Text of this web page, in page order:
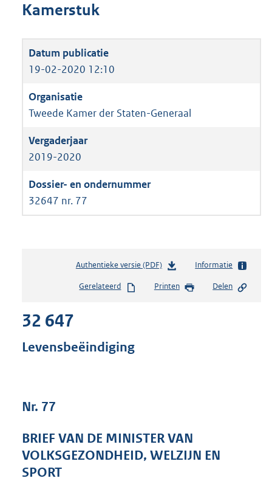
Kamerstuk
19-02-2020 12:10
Tweede Kamer der Staten-Generaal
2019-2020
32647 nr. 77
Authentieke versie (PDF)b
s
e
:
Informatie
Gerelateerd Printen Delen
32 647
Levensbeëindiging
Nr. 77
BRIEF VAN DE MINISTER VAN
VOLKSGEZONDHEID, WELZIJN EN
SPORT